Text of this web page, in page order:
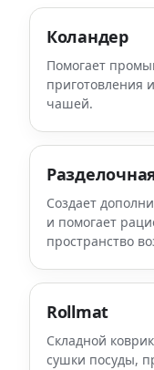
Коландер
Помогает
приготовления
чашей.
Создает
и помогает
пространство
Rollmat
Складной
сушки посуды,